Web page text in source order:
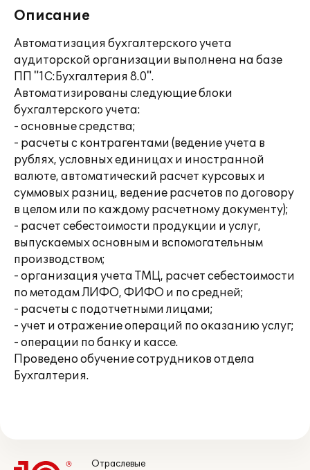
Описание
Автоматизация бухгалтерского учета
аудиторской организации выполнена на базе
ПП "1С:Бухгалтерия 8.0".
Автоматизированы следующие блоки
бухгалтерского учета:
- основные средства;
- расчеты с контрагентами (ведение учета в
рублях, условных единицах и иностранной
валюте, автоматический расчет курсовых и
суммовых разниц, ведение расчетов по договору
в целом или по каждому расчетному документу);
- расчет себестоимости продукции и услуг,
выпускаемых основным и вспомогательным
производством;
- организация учета ТМЦ, расчет себестоимости
по методам ЛИФО, ФИФО и по средней;
- расчеты с подотчетными лицами;
- учет и отражение операций по оказанию услуг;
- операции по банку и кассе.
Проведено обучение сотрудников отдела
Бухгалтерия.
Отраслевые